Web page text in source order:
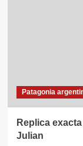
Patagonia
Replica
Julian